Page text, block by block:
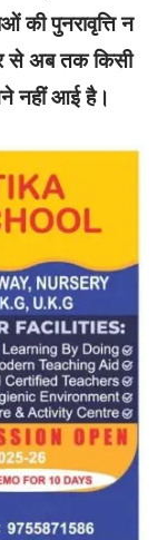
की पुनरावृत्ति न
से अब तक किसी
नहीं आई है।